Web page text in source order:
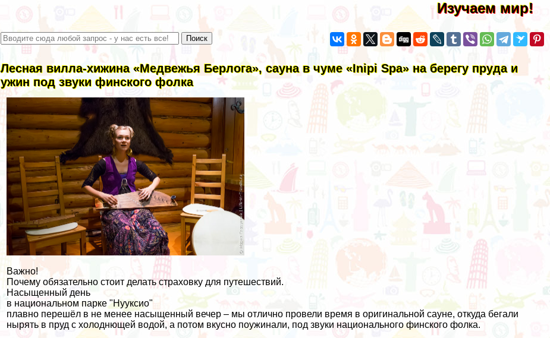
Изучаем мир!
Лесная вилла-хижина «Медвежья Берлога», сауна в чуме «Inipi Spa» на берегу пруда и
ужин под звуки финского фолка
Важно!
Почему обязательно стоит делать страховку для путешествий.
Насыщенный день
в национальном парке "Нууксио"
плавно перешёл в не менее насыщенный вечер – мы отлично провели время в оригинальной сауне, откуда бегали
нырять в пруд с холоднющей водой, а потом вкусно поужинали, под звуки национального финского фолка.